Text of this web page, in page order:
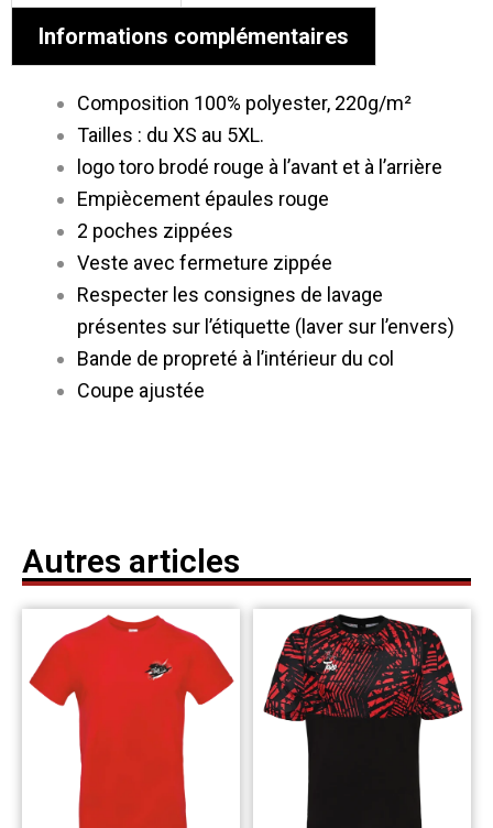
Informations complémentaires
Composition 100% polyester, 220g/m²
Tailles : du XS au 5XL.
logo toro brodé rouge à l’avant et à l’arrière
Empiècement épaules rouge
2 poches zippées
Veste avec fermeture zippée
Respecter les consignes de lavage
présentes sur l’étiquette (laver sur l’envers)
Bande de propreté à l’intérieur du col
Coupe ajustée
Autres articles